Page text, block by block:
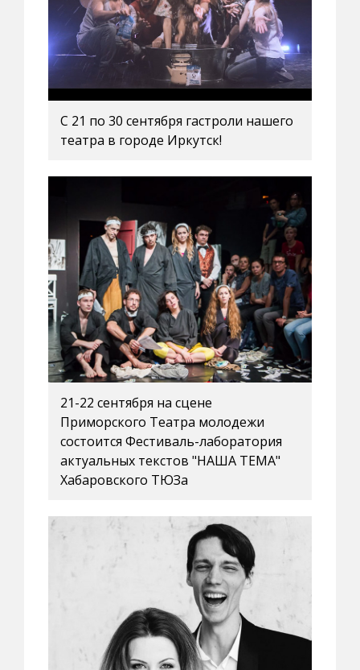
С 21 по 30 сентября гастроли нашего
театра в городе Иркутск!
21-22 сентября на сцене
Приморского Театра молодежи
состоится Фестиваль-лаборатория
актуальных текстов "НАША ТЕМА"
Хабаровского ТЮЗа